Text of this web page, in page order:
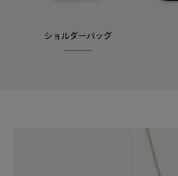
ショルダーバッグ